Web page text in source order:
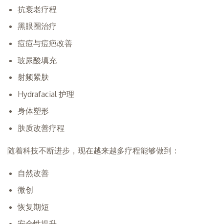
抗衰老疗程
黑眼圈治疗
痘痘与痘疤改善
玻尿酸填充
射频紧肤
Hydrafacial 护理
身体塑形
肤质改善疗程
随着科技不断进步，现在越来越多疗程能够做到：
自然改善
微创
恢复期短